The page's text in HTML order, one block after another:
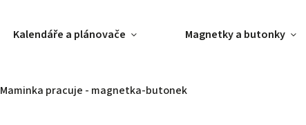
Kalendáře a plánovače Magnetky a butonky
Maminka pracuje - magnetka-butonek